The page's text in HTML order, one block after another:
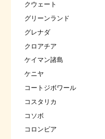
クウェート
グリーンランド
グレナダ
クロアチア
ケイマン諸島
ケニヤ
コートジボワール
コスタリカ
コソボ
コロンビア